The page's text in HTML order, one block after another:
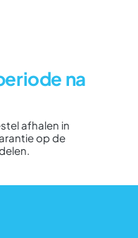
na
afhalen in
op de